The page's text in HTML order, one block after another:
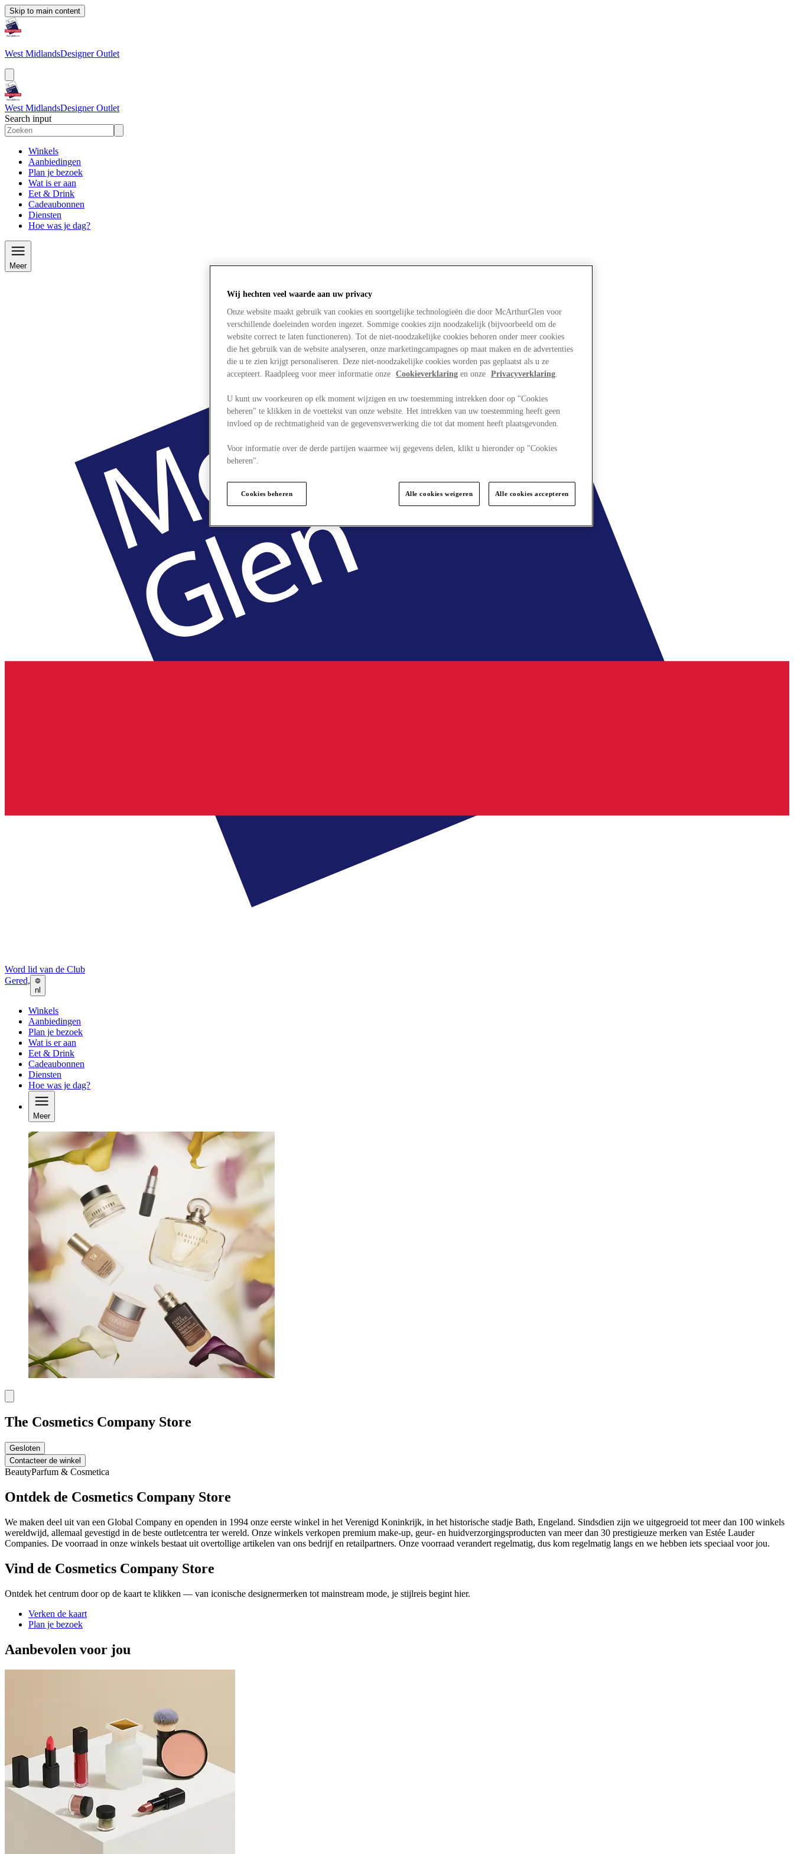
Skip to main content
West MidlandsDesigner Outlet
West MidlandsDesigner Outlet
Search input
Winkels
Aanbiedingen
Plan je bezoek
Wat is er aan
Eet & Drink
Cadeaubonnen
Diensten
Hoe was je dag?
Meer
Word lid van de Club
Gered,
nl
Winkels
Aanbiedingen
Plan je bezoek
Wat is er aan
Eet & Drink
Cadeaubonnen
Diensten
Hoe was je dag?
Meer
The Cosmetics Company Store
Gesloten
Contacteer de winkel
BeautyParfum & Cosmetica
Ontdek de Cosmetics Company Store
We maken deel uit van een Global Company en openden in 1994 onze eerste winkel in het Verenigd Koninkrijk, in het historische stadje Bath, Engeland. Sindsdien zijn we uitgegroeid tot meer dan 100 winkels
wereldwijd, allemaal gevestigd in de beste outletcentra ter wereld. Onze winkels verkopen premium make-up, geur- en huidverzorgingsproducten van meer dan 30 prestigieuze merken van Estée Lauder
Companies. De voorraad in onze winkels bestaat uit overtollige artikelen van ons bedrijf en retailpartners. Onze voorraad verandert regelmatig, dus kom regelmatig langs en we hebben iets speciaal voor jou.
Vind de Cosmetics Company Store
Ontdek het centrum door op de kaart te klikken — van iconische designermerken tot mainstream mode, je stijlreis begint hier.
Verken de kaart
Plan je bezoek
Aanbevolen voor jou
Wij hechten veel waarde aan uw privacy
Onze website maakt gebruik van cookies en soortgelijke technologieën die door McArthurGlen voor
verschillende doeleinden worden ingezet. Sommige cookies zijn noodzakelijk (bijvoorbeeld om de
website correct te laten functioneren). Tot de niet-noodzakelijke cookies behoren onder meer cookies
die het gebruik van de website analyseren, onze marketingcampagnes op maat maken en de advertenties
die u te zien krijgt personaliseren. Deze niet-noodzakelijke cookies worden pas geplaatst als u ze
accepteert. Raadpleeg voor meer informatie onze Cookieverklaring en onze Privacyverklaring.
U kunt uw voorkeuren op elk moment wijzigen en uw toestemming intrekken door op "Cookies
beheren" te klikken in de voettekst van onze website. Het intrekken van uw toestemming heeft geen
invloed op de rechtmatigheid van de gegevensverwerking die tot dat moment heeft plaatsgevonden.
Voor informatie over de derde partijen waarmee wij gegevens delen, klikt u hieronder op "Cookies
beheren".
Cookies beheren Alle cookies weigeren Alle cookies accepteren